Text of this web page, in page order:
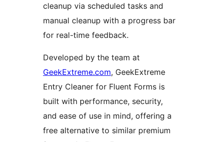
cleanup via scheduled tasks and
manual cleanup with a progress bar
for real-time feedback.
Developed by the team at
GeekExtreme.com, GeekExtreme
Entry Cleaner for Fluent Forms is
built with performance, security,
and ease of use in mind, offering a
free alternative to similar premium